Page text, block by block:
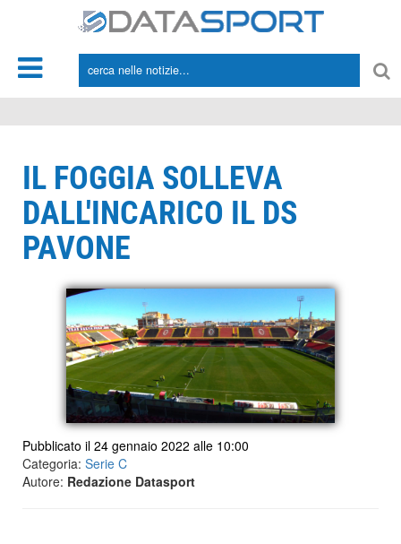
IL FOGGIA SOLLEVA
DALL'INCARICO IL DS
PAVONE
Pubblicato il 24 gennaio 2022 alle 10:00
Categoria: Serie C
Autore: Redazione Datasport